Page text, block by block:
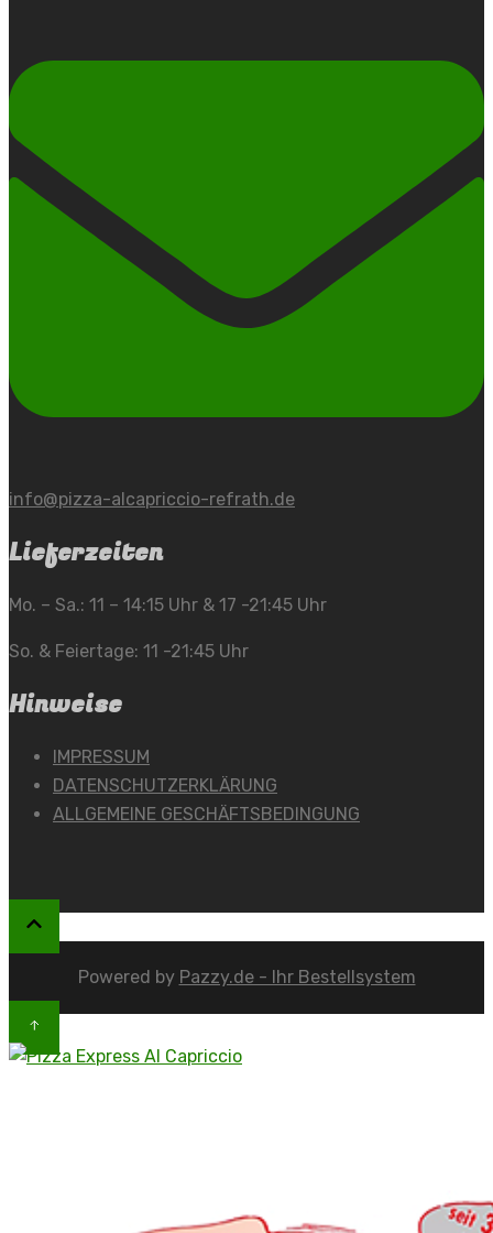
info@pizza-alcapriccio-refrath.de
Lieferzeiten
Mo. – Sa.: 11 – 14:15 Uhr & 17 -21:45 Uhr
So. & Feiertage: 11 -21:45 Uhr
Hinweise
IMPRESSUM
DATENSCHUTZERKLÄRUNG
ALLGEMEINE GESCHÄFTSBEDINGUNG
Powered by Pazzy.de - Ihr Bestellsystem